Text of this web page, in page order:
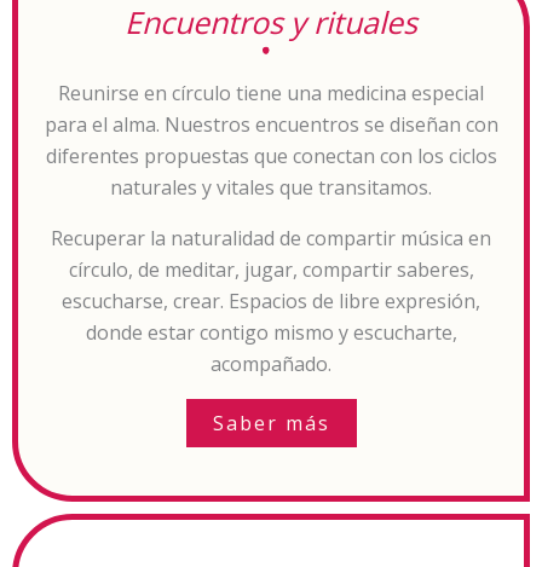
Encuentros y rituales
Reunirse en círculo tiene una medicina especial
para el alma. Nuestros encuentros se diseñan con
diferentes propuestas que conectan con los ciclos
naturales y vitales que transitamos.
Recuperar la naturalidad de compartir música en
círculo, de meditar, jugar, compartir saberes,
escucharse, crear. Espacios de libre expresión,
donde estar contigo mismo y escucharte,
acompañado.
Saber más